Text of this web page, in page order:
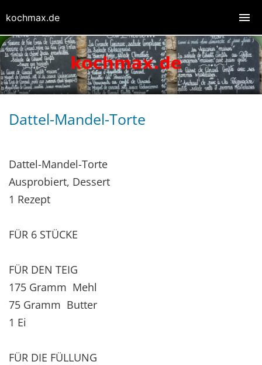
Dattel-Mandel-Torte
Dattel-Mandel-Torte
Ausprobiert, Dessert
1 Rezept
FÜR 6 STÜCKE
FÜR DEN TEIG
175 Gramm Mehl
75 Gramm Butter
1 Ei
FÜR DIE FÜLLUNG
kochmax.de